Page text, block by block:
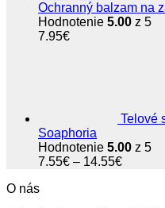
Ochranný balzam na
Hodnotenie 5.00 z 5
7.95€
Telové
Soaphoria
Hodnotenie 5.00 z 5
7.55€ – 14.55€Price
O nás